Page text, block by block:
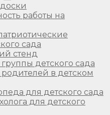
работы на
сада
стенд
детского сада
в детском
для детского сада
для детского